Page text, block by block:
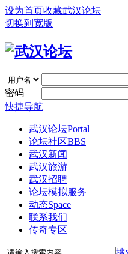
设为首页收藏武汉论坛
切换到宽版
密码
快捷导航
武汉论坛Portal
论坛社区BBS
武汉新闻
武汉旅游
武汉招聘
论坛模拟服务
动态Space
联系我们
传奇专区